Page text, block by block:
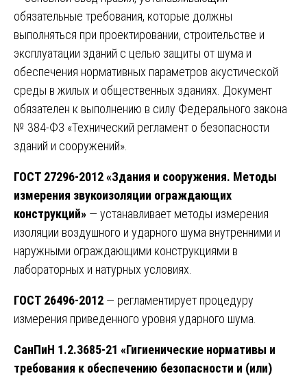
обязательные требования, которые должны
выполняться при проектировании, строительстве и
эксплуатации зданий с целью защиты от шума и
обеспечения нормативных параметров акустической
среды в жилых и общественных зданиях. Документ
обязателен к выполнению в силу Федерального закона
№ 384-ФЗ «Технический регламент о безопасности
зданий и сооружений».
ГОСТ 27296-2012 «Здания и сооружения. Методы
измерения звукоизоляции ограждающих
конструкций» — устанавливает методы измерения
изоляции воздушного и ударного шума внутренними и
наружными ограждающими конструкциями в
лабораторных и натурных условиях.
ГОСТ 26496-2012 — регламентирует процедуру
измерения приведенного уровня ударного шума.
СанПиН 1.2.3685-21 «Гигиенические нормативы и
требования к обеспечению безопасности и (или)